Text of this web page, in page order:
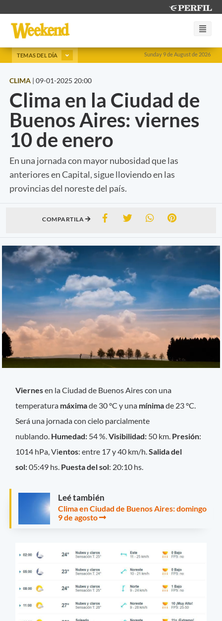
Sunday 9 de August de 2026
TEMAS DEL DÍA
CLIMA | 09-01-2025 20:00
Clima en la Ciudad de
Buenos Aires: viernes
10 de enero
En una jornada con mayor nubosidad que las
anteriores en Capital, sigue lloviendo en las
provincias del noreste del país.
COMPARTILA
Viernesen la Ciudad de Buenos Aires con una
temperatura máximade 30 °C y una mínimade 23 °C.
Será una jornada con cielo parcialmente
nublando. Humedad: 54 %.Visibilidad: 50 km. Presión:
1014 hPa, Vientos: entre 17 y 40 km/h.Salida del
sol:05:49 hs. Puesta del sol: 20:10 hs.
Leé también
Clima en Ciudad de Buenos Aires: domingo
9 de agosto